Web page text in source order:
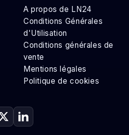
A propos de LN24
Conditions Générales
d'Utilisation
Conditions générales de
vente
Mentions légales
Politique de cookies